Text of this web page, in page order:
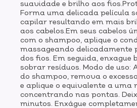
suavidade e brilho aos
Forma uma delicada película
capilar resultando em mais
aos cabelos.Em seus cabelos
com o shampoo, aplique o
massageando delicadamente
dos fios. Em seguida, enxague
sobrar resíduos. Modo de uso:
do shampoo, remova o
e aplique o equivalente a uma
concentrando nas pontas.
minutos. Enxágue